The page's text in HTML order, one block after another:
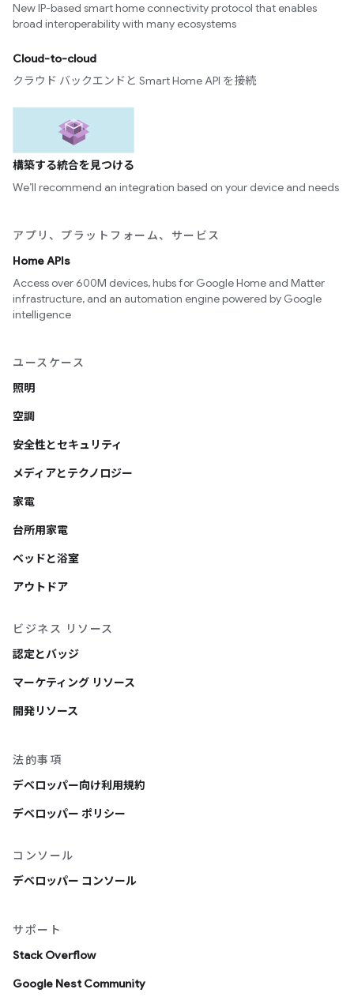
New IP-based smart home connectivity protocol that enables
broad interoperability with many ecosystems
Cloud-to-cloud
クラウド バックエンドと Smart Home API を接続
構築する統合を見つける
We’ll recommend an integration based on your device and needs
アプリ、プラットフォーム、サービス
Home APIs
Access over 600M devices, hubs for Google Home and Matter
infrastructure, and an automation engine powered by Google
intelligence
ユースケース
照明
空調
安全性とセキュリティ
メディアとテクノロジー
家電
台所用家電
ベッドと浴室
アウトドア
ビジネス リソース
認定とバッジ
マーケティング リソース
開発リソース
法的事項
デベロッパー向け利用規約
デベロッパー ポリシー
コンソール
デベロッパー コンソール
サポート
Stack Overflow
Google Nest Community